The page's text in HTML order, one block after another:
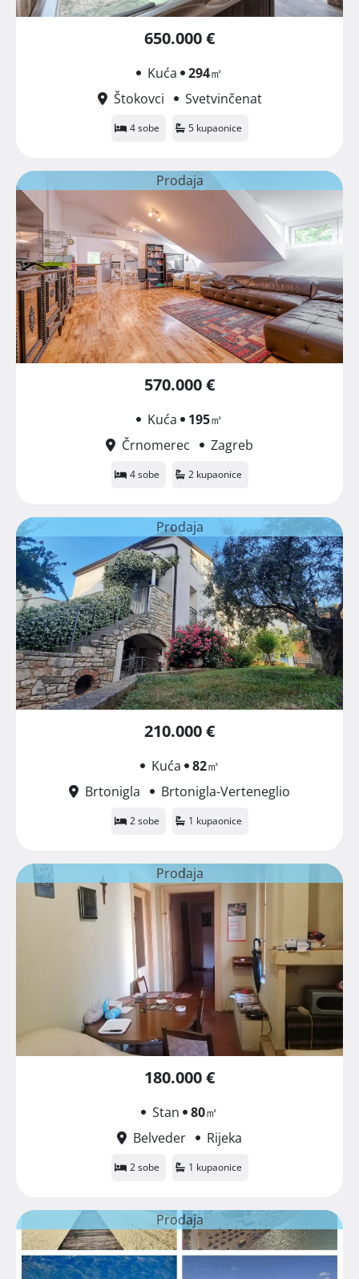
650.000 €
Kuća 294㎡
Štokovci
Svetvinčenat
4 sobe 5 kupaonice
Prodaja
570.000 €
Kuća 195㎡
Črnomerec
Zagreb
4 sobe 2 kupaonice
Prodaja
210.000 €
Kuća 82㎡
Brtonigla
Brtonigla-Verteneglio
2 sobe 1 kupaonice
Prodaja
180.000 €
Stan 80㎡
Belveder
Rijeka
2 sobe 1 kupaonice
Prodaja